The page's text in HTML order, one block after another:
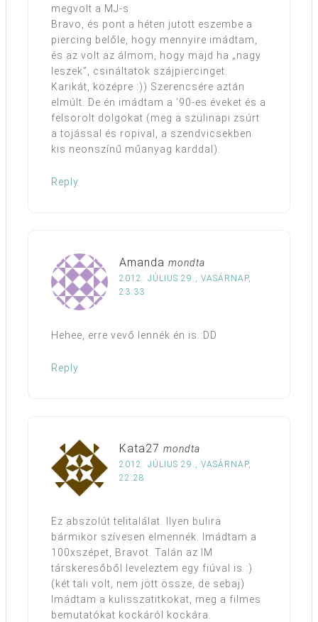
megvolt a MJ-s
Bravo, és pont a héten jutott eszembe a
piercing belőle, hogy mennyire imádtam,
és az volt az álmom, hogy majd ha „nagy
leszek”, csináltatok szájpiercinget.
Karikát, középre :)) Szerencsére aztán
elmúlt. De én imádtam a ’90-es éveket és a
felsorolt dolgokat (meg a szülinapi zsúrt
a tojással és ropival, a szendvicsekben
kis neonszínű műanyag karddal).
Reply
Amanda mondta
2012. JÚLIUS 29., VASÁRNAP,
23:33
Hehee, erre vevő lennék én is.:DD
Reply
Kata27 mondta
2012. JÚLIUS 29., VASÁRNAP,
22:28
Ez abszolút telitalálat. Ilyen bulira
bármikor szívesen elmennék. Imádtam a
100xszépet, Bravot. Talán az IM
társkeresőből leveleztem egy fiúval is :)
(két tali volt, nem jött össze, de sebaj)
Imádtam a kulisszatitkokat, meg a filmes
bemutatókat kockáról kockára.